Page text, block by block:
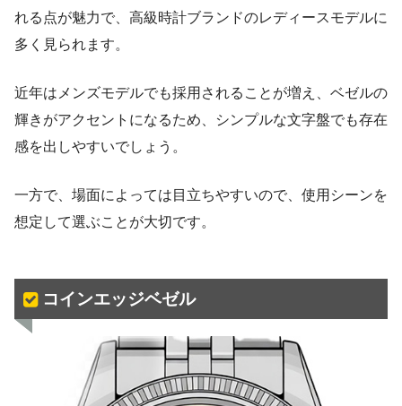
れる点が魅力で、高級時計ブランドのレディースモデルに
多く見られます。
近年はメンズモデルでも採用されることが増え、ベゼルの
輝きがアクセントになるため、シンプルな文字盤でも存在
感を出しやすいでしょう。
一方で、場面によっては目立ちやすいので、使用シーンを
想定して選ぶことが大切です。
コインエッジベゼル